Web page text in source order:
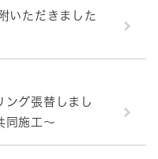
いただきました
ング張替しまし
同施工～